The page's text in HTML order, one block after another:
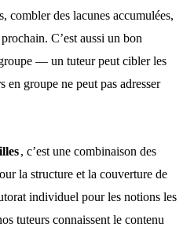
combler des lacunes accumulées,
C’est aussi un bon
— un tuteur peut cibler les
en groupe ne peut pas adresser
, c’est une combinaison des
la structure et la couverture de
individuel pour les notions les
tuteurs connaissent le contenu